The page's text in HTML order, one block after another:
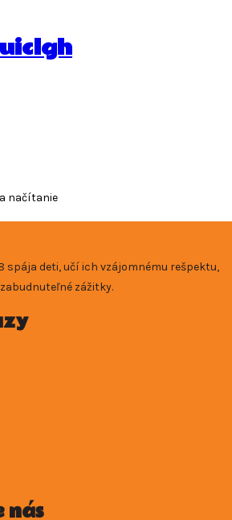
načítanie
spája deti, učí ich vzájomnému rešpektu,
zážitky.
nás